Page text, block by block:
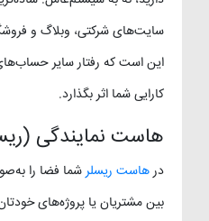
سایت‌های شرکتی، وبلاگ و
این است که رفتار سایر
کارایی شما اثر بگذارد.
هاست نمایندگی
درهاست ریسلرشما فضا را
بین مشتریان یا پروژه‌های